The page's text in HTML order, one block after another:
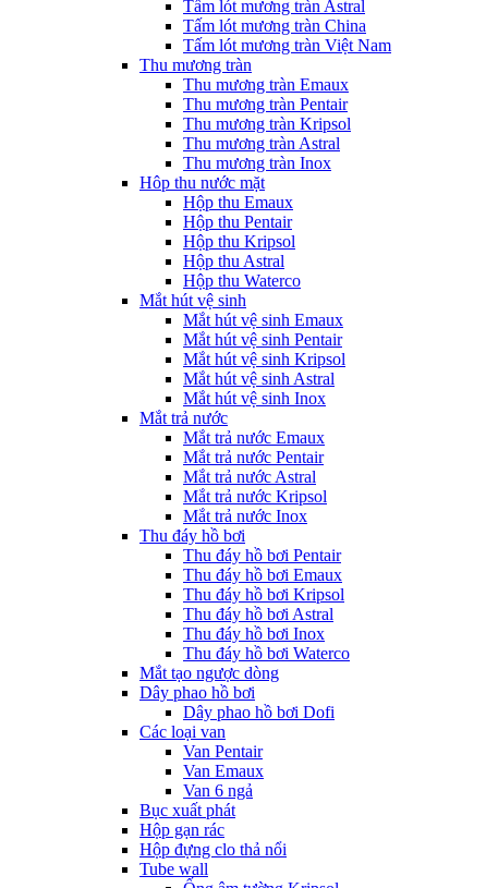
Tấm lót mương tràn Astral
Tấm lót mương tràn China
Tấm lót mương tràn Việt Nam
Thu mương tràn
Thu mương tràn Emaux
Thu mương tràn Pentair
Thu mương tràn Kripsol
Thu mương tràn Astral
Thu mương tràn Inox
Hôp thu nước mặt
Hộp thu Emaux
Hộp thu Pentair
Hộp thu Kripsol
Hộp thu Astral
Hộp thu Waterco
Mắt hút vệ sinh
Mắt hút vệ sinh Emaux
Mắt hút vệ sinh Pentair
Mắt hút vệ sinh Kripsol
Mắt hút vệ sinh Astral
Mắt hút vệ sinh Inox
Mắt trả nước
Mắt trả nước Emaux
Mắt trả nước Pentair
Mắt trả nước Astral
Mắt trả nước Kripsol
Mắt trả nước Inox
Thu đáy hồ bơi
Thu đáy hồ bơi Pentair
Thu đáy hồ bơi Emaux
Thu đáy hồ bơi Kripsol
Thu đáy hồ bơi Astral
Thu đáy hồ bơi Inox
Thu đáy hồ bơi Waterco
Mắt tạo ngược dòng
Dây phao hồ bơi
Dây phao hồ bơi Dofi
Các loại van
Van Pentair
Van Emaux
Van 6 ngả
Bục xuất phát
Hộp gạn rác
Hộp đựng clo thả nổi
Tube wall